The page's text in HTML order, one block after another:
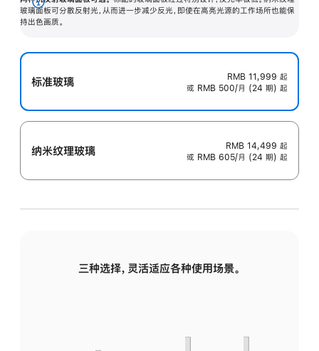
玻璃面板可分散反射光，从而进一步减少反光，即使在高亮光源的工作场所也能保
持出色画质。
展
开
标准玻璃 RMB 11,999 起
或 RMB 500/月 (24 期) 起
纳米纹理玻璃 RMB 14,499 起
或 RMB 605/月 (24 期) 起
三种选择，灵活适应各种使用场景。